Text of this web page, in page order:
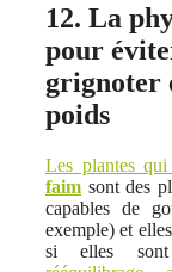
12. La
pour
grignoter
poids
Les plantes
faim sont des
capables de
exemple) et
si elles